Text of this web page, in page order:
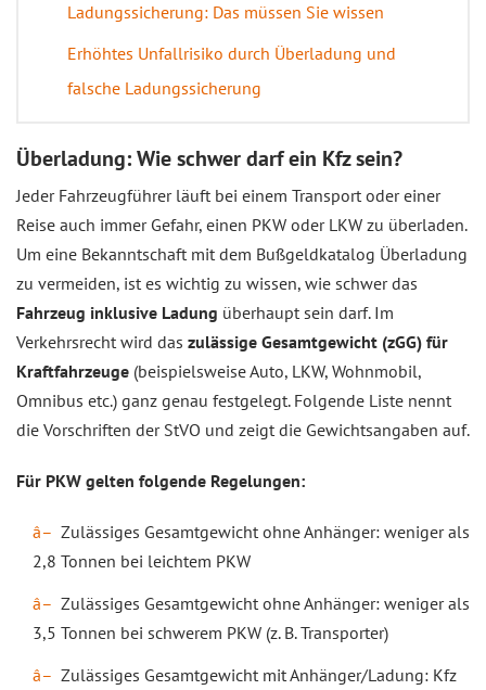
Ladungssicherung: Das müssen Sie wissen
Erhöhtes Unfallrisiko durch Überladung und
falsche Ladungssicherung
Überladung: Wie schwer darf ein Kfz sein?
Jeder Fahrzeugführer läuft bei einem Transport oder einer
Reise auch immer Gefahr, einen PKW oder LKW zu überladen.
Um eine Bekanntschaft mit dem Bußgeldkatalog Überladung
zu vermeiden, ist es wichtig zu wissen, wie schwer das
Fahrzeug inklusive Ladung überhaupt sein darf. Im
Verkehrsrecht wird das zulässige Gesamtgewicht (zGG) für
Kraftfahrzeuge (beispielsweise Auto, LKW, Wohnmobil,
Omnibus etc.) ganz genau festgelegt. Folgende Liste nennt
die Vorschriften der StVO und zeigt die Gewichtsangaben auf.
Für PKW gelten folgende Regelungen:
Zulässiges Gesamtgewicht ohne Anhänger: weniger als
2,8 Tonnen bei leichtem PKW
Zulässiges Gesamtgewicht ohne Anhänger: weniger als
3,5 Tonnen bei schwerem PKW (z. B. Transporter)
Zulässiges Gesamtgewicht mit Anhänger/Ladung: Kfz